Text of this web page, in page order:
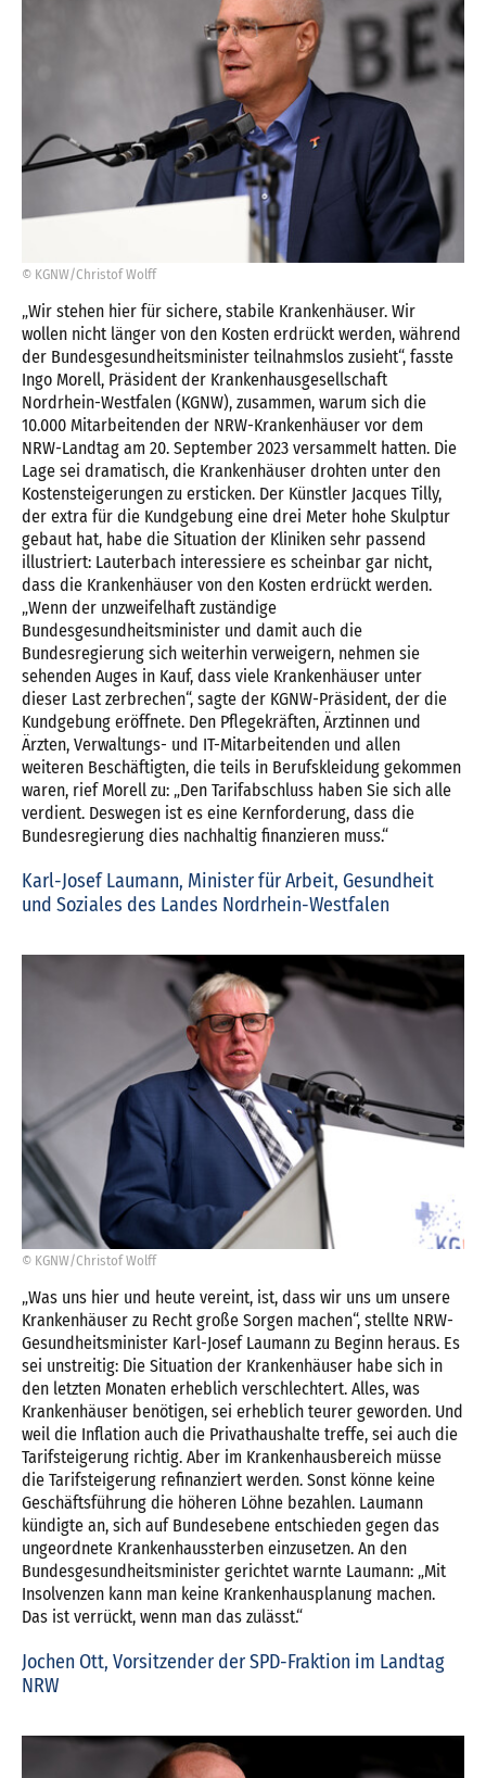
© KGNW/Christof Wolff
„Wir stehen hier für sichere, stabile Krankenhäuser. Wir
wollen nicht länger von den Kosten erdrückt werden, während
der Bundesgesundheitsminister teilnahmslos zusieht“, fasste
Ingo Morell, Präsident der Krankenhausgesellschaft
Nordrhein-Westfalen (KGNW), zusammen, warum sich die
10.000 Mitarbeitenden der NRW-Krankenhäuser vor dem
NRW-Landtag am 20. September 2023 versammelt hatten. Die
Lage sei dramatisch, die Krankenhäuser drohten unter den
Kostensteigerungen zu ersticken. Der Künstler Jacques Tilly,
der extra für die Kundgebung eine drei Meter hohe Skulptur
gebaut hat, habe die Situation der Kliniken sehr passend
illustriert: Lauterbach interessiere es scheinbar gar nicht,
dass die Krankenhäuser von den Kosten erdrückt werden.
„Wenn der unzweifelhaft zuständige
Bundesgesundheitsminister und damit auch die
Bundesregierung sich weiterhin verweigern, nehmen sie
sehenden Auges in Kauf, dass viele Krankenhäuser unter
dieser Last zerbrechen“, sagte der KGNW-Präsident, der die
Kundgebung eröffnete. Den Pflegekräften, Ärztinnen und
Ärzten, Verwaltungs- und IT-Mitarbeitenden und allen
weiteren Beschäftigten, die teils in Berufskleidung gekommen
waren, rief Morell zu: „Den Tarifabschluss haben Sie sich alle
verdient. Deswegen ist es eine Kernforderung, dass die
Bundesregierung dies nachhaltig finanzieren muss.“
Karl-Josef Laumann, Minister für Arbeit, Gesundheit
und Soziales des Landes Nordrhein-Westfalen
© KGNW/Christof Wolff
„Was uns hier und heute vereint, ist, dass wir uns um unsere
Krankenhäuser zu Recht große Sorgen machen“, stellte NRW-
Gesundheitsminister Karl-Josef Laumann zu Beginn heraus. Es
sei unstreitig: Die Situation der Krankenhäuser habe sich in
den letzten Monaten erheblich verschlechtert. Alles, was
Krankenhäuser benötigen, sei erheblich teurer geworden. Und
weil die Inflation auch die Privathaushalte treffe, sei auch die
Tarifsteigerung richtig. Aber im Krankenhausbereich müsse
die Tarifsteigerung refinanziert werden. Sonst könne keine
Geschäftsführung die höheren Löhne bezahlen. Laumann
kündigte an, sich auf Bundesebene entschieden gegen das
ungeordnete Krankenhaussterben einzusetzen. An den
Bundesgesundheitsminister gerichtet warnte Laumann: „Mit
Insolvenzen kann man keine Krankenhausplanung machen.
Das ist verrückt, wenn man das zulässt.“
Jochen Ott, Vorsitzender der SPD-Fraktion im Landtag
NRW